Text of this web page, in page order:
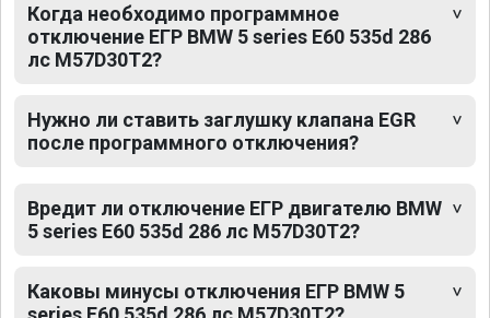
Когда необходимо программное
отключение ЕГР BMW 5 series E60 535d 286
лс M57D30T2?
Нужно ли ставить заглушку клапана EGR
после программного отключения?
Вредит ли отключение ЕГР двигателю BMW
5 series E60 535d 286 лс M57D30T2?
Каковы минусы отключения ЕГР BMW 5